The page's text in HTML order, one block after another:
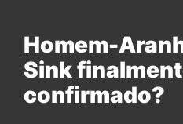
Homem-
Sink
confirmado?